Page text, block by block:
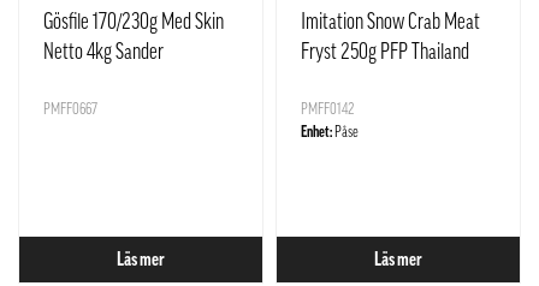
Gösfile 170/230g Med Skin
Netto 4kg Sander
Kazakstan / Med Not
PMFF0667
Läs mer
Imitation Snow Crab Meat
Fryst 250g PFP Thailand
PMFF0142
Enhet: Påse
Läs mer